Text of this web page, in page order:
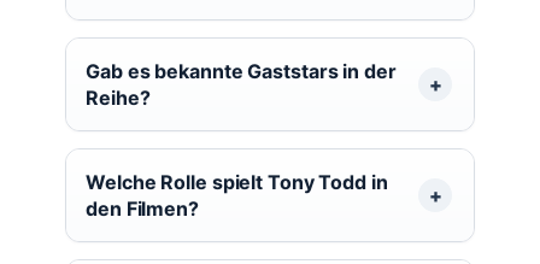
Gab es bekannte Gaststars in der
Reihe?
Welche Rolle spielt Tony Todd in
den Filmen?